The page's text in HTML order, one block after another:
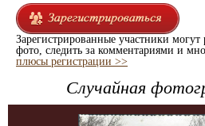
Зарегистрированные участники могут
фото, следить за комментариями и
плюсы регистрации >>
Случайная